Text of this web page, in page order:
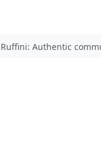
Ruffini: Authentic